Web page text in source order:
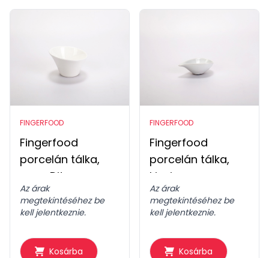
FINGERFOOD
Fingerfood
porcelán tálka,
nagy Dits
Az árak
megtekintéséhez be
kell jelentkeznie.
Kosárba
FINGERFOOD
Fingerfood
porcelán tálka,
kicsi csepp
Az árak
megtekintéséhez be
kell jelentkeznie.
Kosárba